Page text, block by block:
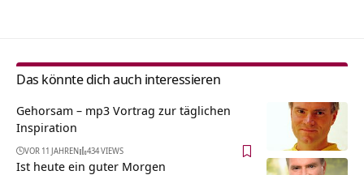
Das könnte dich auch interessieren
Gehorsam – mp3 Vortrag zur täglichen
Inspiration
VOR 11 JAHREN 434 VIEWS
Ist heute ein guter Morgen